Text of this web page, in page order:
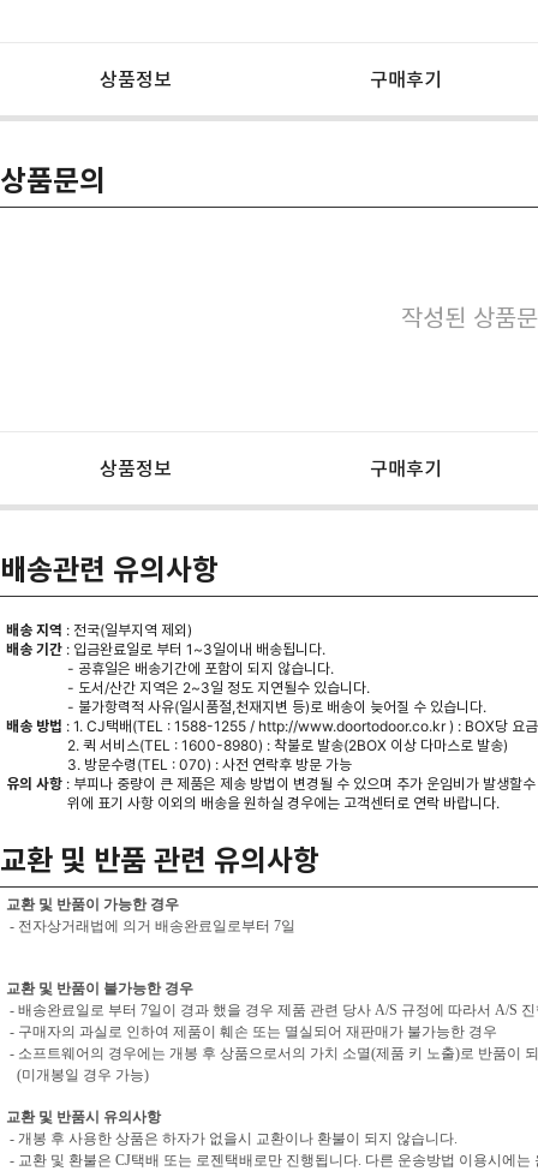
상품정보 구매후기
상품문의
작성된 상품
상품정보 구매후기
배송관련 유의사항
배송 지역 : 전국(일부지역 제외)
배송 기간 : 입금완료일로 부터 1~3일이내 배송됩니다.
- 공휴일은 배송기간에 포함이 되지 않습니다.
- 도서/산간 지역은 2~3일 정도 지연될수 있습니다.
- 불가항력적 사유(일시품절,천재지변 등)로 배송이 늦어질 수 있습니다.
배송 방법 : 1. CJ택배(TEL : 1588-1255 / http://www.doortodoor.co.kr) : BOX당 요
2. 퀵 서비스(TEL : 1600-8980) : 착불로 발송(2BOX 이상 다마스로 발송)
3. 방문수령(TEL : 070) : 사전 연락후 방문 가능
유의 사항 : 부피나 중량이 큰 제품은 제송 방법이 변경될 수 있으며 추가 운임비가 발생할
위에 표기 사항 이외의 배송을 원하실 경우에는 고객센터로 연락 바랍니다.
교환 및 반품 관련 유의사항
교환 및 반품이 가능한 경우
- 전자상거래법에 의거 배송완료일로부터 7일
교환 및 반품이 불가능한 경우
- 배송완료일로 부터 7일이 경과 했을 경우 제품 관련 당사 A/S 규정에 따라서 A/S
- 구매자의 과실로 인하여 제품이 훼손 또는 멸실되어 재판매가 불가능한 경우
- 소프트웨어의 경우에는 개봉 후 상품으로서의 가치 소멸(제품 키 노출)로 반품이
(미개봉일 경우 가능)
교환 및 반품시 유의사항
- 개봉 후 사용한 상품은 하자가 없을시 교환이나 환불이 되지 않습니다.
- 교환 및 환불은 CJ택배 또는 로젠택배로만 진행됩니다. 다른 운송방법 이용시에